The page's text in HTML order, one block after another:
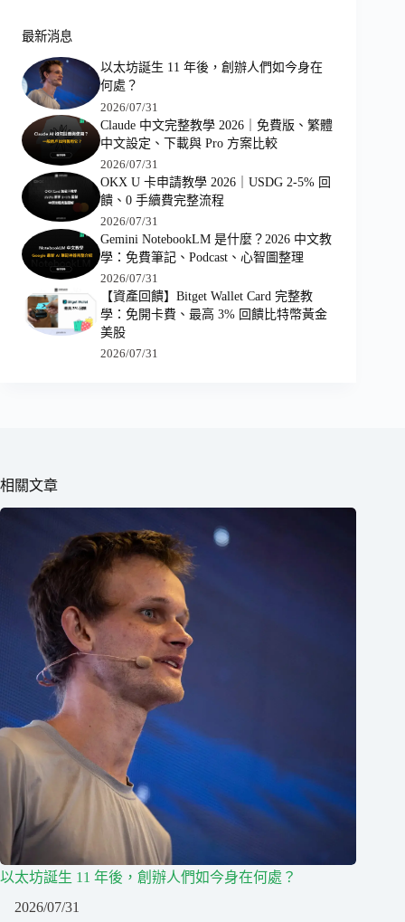
最新消息
以太坊誕生 11 年後，創辦人們如今身在
何處？
2026/07/31
Claude 中文完整教學 2026｜免費版、繁體
中文設定、下載與 Pro 方案比較
2026/07/31
OKX U 卡申請教學 2026｜USDG 2-5% 回
饋、0 手續費完整流程
2026/07/31
Gemini NotebookLM 是什麼？2026 中文教
學：免費筆記、Podcast、心智圖整理
2026/07/31
【資產回饋】Bitget Wallet Card 完整教
學：免開卡費、最高 3% 回饋比特幣黃金
美股
2026/07/31
相關文章
以太坊誕生 11 年後，創辦人們如今身在何處？
2026/07/31